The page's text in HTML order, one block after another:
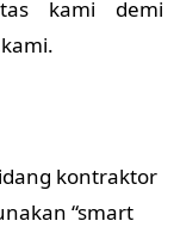
kami demi
kontraktor
“smart